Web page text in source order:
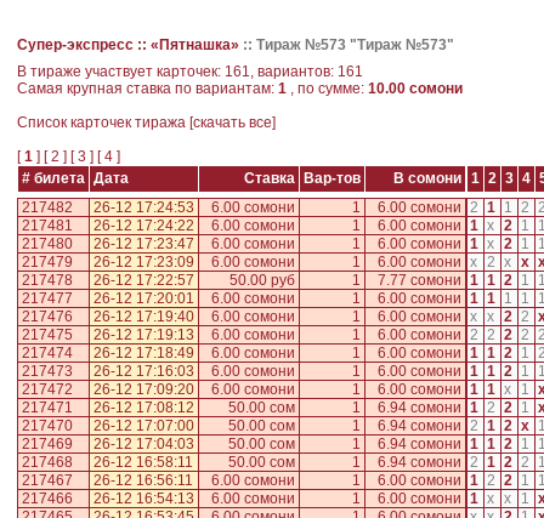
Супер-экспресс :: «Пятнашка» :: Тираж №573 "Тираж №573"
В тираже участвует карточек: 161, вариантов: 161
Самая крупная ставка по вариантам: 1 , по сумме: 10.00 сомони
Cписок карточек тиража [скачать все]
[1 ] [2 ] [3 ] [4 ]
# билета Дата Ставка Вар-тов В сомони 1 2 3 4
217482
26-12 17:24:53 6.00 сомони 1 6.00 сомони 2 1 1 2
217481
26-12 17:24:22 6.00 сомони 1 6.00 сомони 1 x 2 1
217480
26-12 17:23:47 6.00 сомони 1 6.00 сомони 1 x 2 1
217479
26-12 17:23:09 6.00 сомони 1 6.00 сомони x 2 x x
217478
26-12 17:22:57 50.00 руб 1 7.77 сомони 1 1 2 1
217477
26-12 17:20:01 6.00 сомони 1 6.00 сомони 1 1 1 1
217476
26-12 17:19:40 6.00 сомони 1 6.00 сомони x x 2 2
217475
26-12 17:19:13 6.00 сомони 1 6.00 сомони 2 2 2 2
217474
26-12 17:18:49 6.00 сомони 1 6.00 сомони 1 1 2 1
217473
26-12 17:16:03 6.00 сомони 1 6.00 сомони 1 1 2 1
217472
26-12 17:09:20 6.00 сомони 1 6.00 сомони 1 1 x 1
217471
26-12 17:08:12 50.00 сом 1 6.94 сомони 1 2 2 1
217470
26-12 17:07:00 50.00 сом 1 6.94 сомони 2 1 2 x
217469
26-12 17:04:03 50.00 сом 1 6.94 сомони 1 1 2 1
217468
26-12 16:58:11 50.00 сом 1 6.94 сомони 2 1 2 2
217467
26-12 16:56:11 6.00 сомони 1 6.00 сомони 1 2 2 1
217466
26-12 16:54:13 6.00 сомони 1 6.00 сомони 1 x x 1